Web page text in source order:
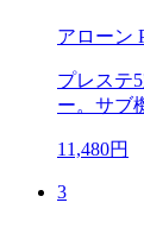
アローン
プレステ
ー。サブ
11,480円
3